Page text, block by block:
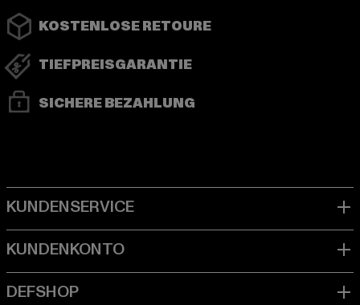
KOSTENLOSE RETOURE
TIEFPREISGARANTIE
SICHERE BEZAHLUNG